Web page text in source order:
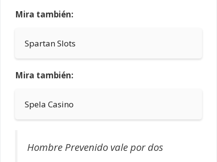
Mira también:
Spartan Slots
Mira también:
Spela Casino
Hombre Prevenido vale por dos